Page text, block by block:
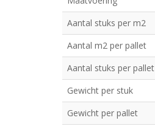
Aantal stuks per m2
Aantal m2 per pallet
Aantal stuks per pallet
Gewicht per stuk
Gewicht per pallet